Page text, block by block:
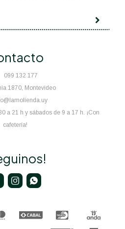
099 132 177
1870, Montevideo
a 21 h y sábados de 9 a 17 h. ¡Con
cafetería!
 